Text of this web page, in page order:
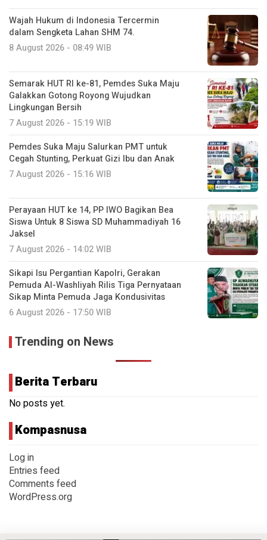
Wajah Hukum di Indonesia Tercermin
dalam Sengketa Lahan SHM 74.
8 August 2026 - 08:49 WIB
Semarak HUT RI ke-81, Pemdes Suka Maju
Galakkan Gotong Royong Wujudkan
Lingkungan Bersih
7 August 2026 - 15:19 WIB
Pemdes Suka Maju Salurkan PMT untuk
Cegah Stunting, Perkuat Gizi Ibu dan Anak
7 August 2026 - 15:16 WIB
Perayaan HUT ke 14, PP IWO Bagikan Bea
Siswa Untuk 8 Siswa SD Muhammadiyah 16
Jaksel
7 August 2026 - 14:02 WIB
Sikapi Isu Pergantian Kapolri, Gerakan
Pemuda Al-Washliyah Rilis Tiga Pernyataan
Sikap Minta Pemuda Jaga Kondusivitas
6 August 2026 - 17:50 WIB
Trending on News
Berita Terbaru
No posts yet.
Kompasnusa
Log in
Entries feed
Comments feed
WordPress.org